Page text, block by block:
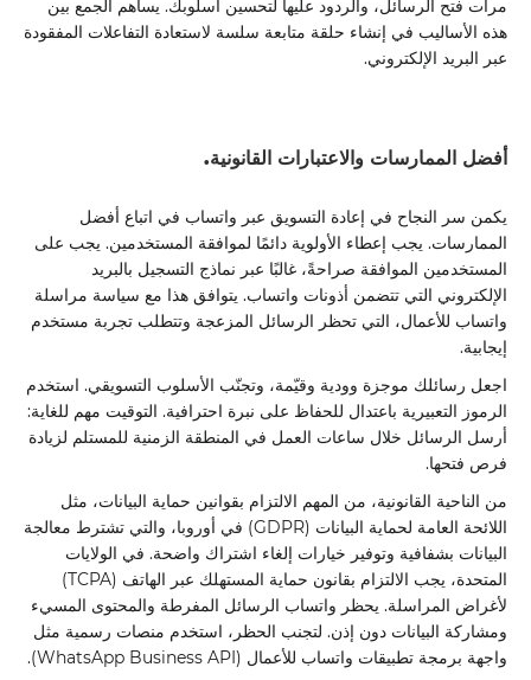
مرات فتح الرسائل، والردود عليها لتحسين أسلوبك. يساهم الجمع بين
هذه الأساليب في إنشاء حلقة متابعة سلسة لاستعادة التفاعلات المفقودة
عبر البريد الإلكتروني.
أفضل الممارسات والاعتبارات القانونية.
يكمن سر النجاح في إعادة التسويق عبر واتساب في اتباع أفضل
الممارسات. يجب إعطاء الأولوية دائمًا لموافقة المستخدمين. يجب على
المستخدمين الموافقة صراحةً، غالبًا عبر نماذج التسجيل بالبريد
الإلكتروني التي تتضمن أذونات واتساب. يتوافق هذا مع سياسة مراسلة
واتساب للأعمال، التي تحظر الرسائل المزعجة وتتطلب تجربة مستخدم
إيجابية.
اجعل رسائلك موجزة وودية وقيّمة، وتجنّب الأسلوب التسويقي. استخدم
الرموز التعبيرية باعتدال للحفاظ على نبرة احترافية. التوقيت مهم للغاية:
أرسل الرسائل خلال ساعات العمل في المنطقة الزمنية للمستلم لزيادة
فرص فتحها.
من الناحية القانونية، من المهم الالتزام بقوانين حماية البيانات، مثل
اللائحة العامة لحماية البيانات (GDPR) في أوروبا، والتي تشترط معالجة
البيانات بشفافية وتوفير خيارات إلغاء اشتراك واضحة. في الولايات
المتحدة، يجب الالتزام بقانون حماية المستهلك عبر الهاتف (TCPA)
لأغراض المراسلة. يحظر واتساب الرسائل المفرطة والمحتوى المسيء
ومشاركة البيانات دون إذن. لتجنب الحظر، استخدم منصات رسمية مثل
واجهة برمجة تطبيقات واتساب للأعمال (WhatsApp Business API).